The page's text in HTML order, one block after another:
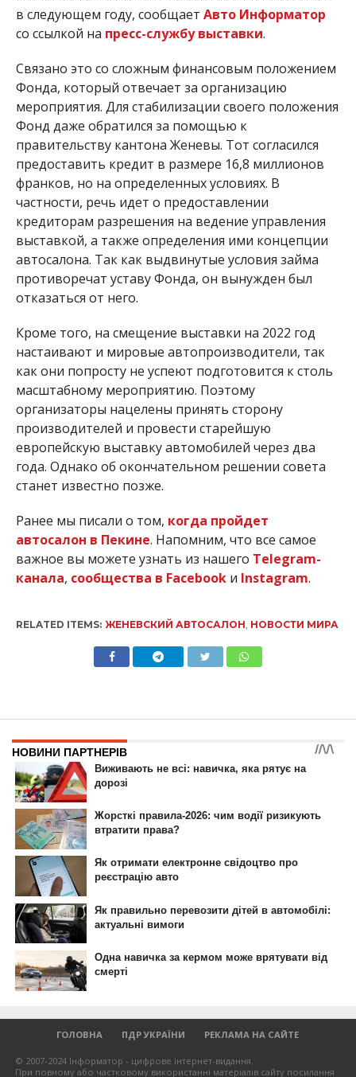
в следующем году, сообщает Авто Информатор
со ссылкой на пресс-службу выставки.
Связано это со сложным финансовым положением
Фонда, который отвечает за организацию
мероприятия. Для стабилизации своего положения
Фонд даже обратился за помощью к
правительству кантона Женевы. Тот согласился
предоставить кредит в размере 16,8 миллионов
франков, но на определенных условиях. В
частности, речь идет о предоставлении
кредиторам разрешения на ведение управления
выставкой, а также определения ими концепции
автосалона. Так как выдвинутые условия займа
противоречат уставу Фонда, он вынужден был
отказаться от него.
Кроме того, на смещение выставки на 2022 год
настаивают и мировые автопроизводители, так
как они попросту не успеют подготовится к столь
масштабному мероприятию. Поэтому
организаторы нацелены принять сторону
производителей и провести старейшую
европейскую выставку автомобилей через два
года. Однако об окончательном решении совета
станет известно позже.
Ранее мы писали о том, когда пройдет
автосалон в Пекине. Напомним, что все самое
важное вы можете узнать из нашего Telegram-
канала, сообщества в Facebookи Instagram.
RELATED ITEMS: ЖЕНЕВСКИЙ АВТОСАЛОН НОВОСТИ МИРА
ГОЛОВНА ПДР УКРАЇНИ РЕКЛАМА НА САЙТЕ
© 2007-2024 Інформатор - цифрове інтернет-видання.
При повному або частковому використанні матеріалів сайту посилання